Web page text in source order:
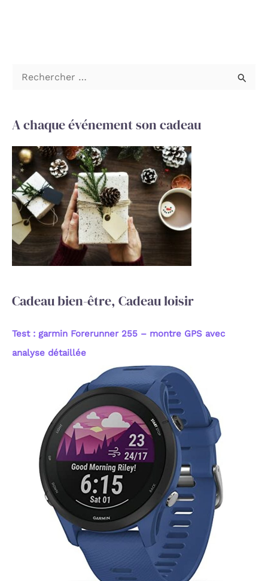
c
e
r
c
A chaque événement son cadeau
Cadeau bien-être, Cadeau loisir
Test : garmin Forerunner 255 – montre GPS avec
analyse détaillée